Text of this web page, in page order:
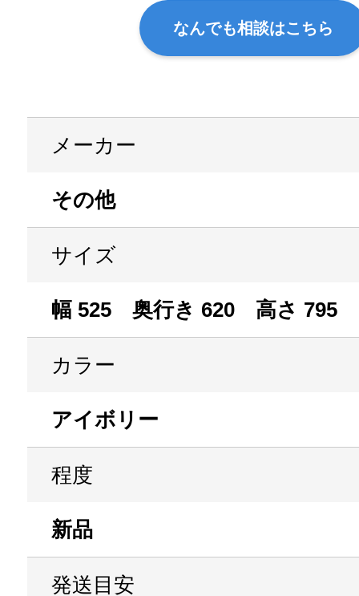
なんでも相談はこちら
メーカー
その他
サイズ
幅 525 奥行き 620 高さ 795
カラー
アイボリー
程度
新品
発送目安